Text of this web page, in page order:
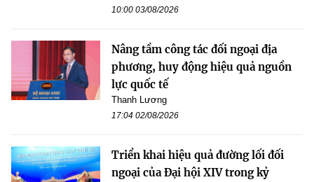
10:00 03/08/2026
Nâng tầm công tác đối ngoại địa
phương, huy động hiệu quả nguồn
lực quốc tế
Thanh Lương
17:04 02/08/2026
Triển khai hiệu quả đường lối đối
ngoại của Đại hội XIV trong kỷ